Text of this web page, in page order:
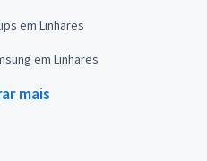
em Linhares
em Linhares
mais